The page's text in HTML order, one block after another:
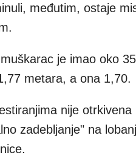
međutim, ostaje
je imao oko 35
metara, a ona 1,70.
nije otrkivena
zadebljanje" na